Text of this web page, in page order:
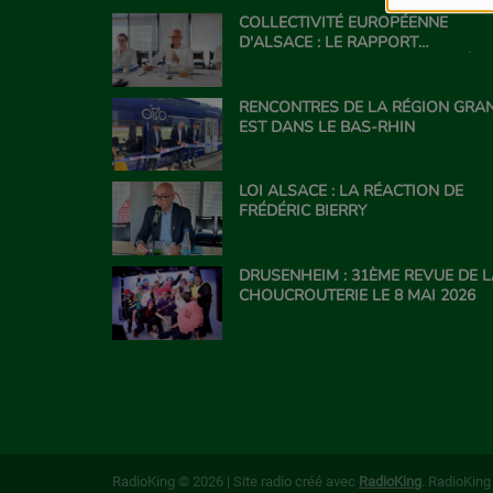
COLLECTIVITÉ EUROPÉENNE
D'ALSACE : LE RAPPORT
GRAND EST
RENCONTRES DE LA RÉGION
EST DANS LE BAS-RHIN
LOI ALSACE : LA RÉACTION DE
FRÉDÉRIC BIERRY
DRUSENHEIM : 31ÈME REVUE DE
CHOUCROUTERIE LE 8 MAI 2026
RadioKing © 2026 | Site radio créé avec RadioKing.